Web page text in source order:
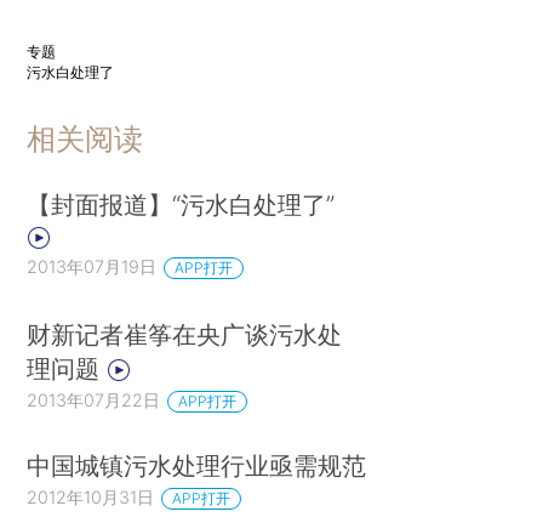
专题
污水白处理了
相关阅读
【封面报道】“污水白处理了”
2013年07月19日 APP打开
财新记者崔筝在央广谈污水处
理问题
2013年07月22日 APP打开
中国城镇污水处理行业亟需规范
2012年10月31日 APP打开